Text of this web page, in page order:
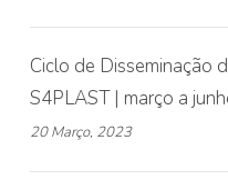
Ciclo de Disseminação
S4PLAST | março a
20 Março, 2023